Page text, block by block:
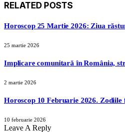
RELATED POSTS
Horoscop 25 Martie 2026: Ziua
25 martie 2026
Implicare comunitară în România,
2 martie 2026
Horoscop 10 Februarie 2026. Zodiile
10 februarie 2026
Leave A Reply